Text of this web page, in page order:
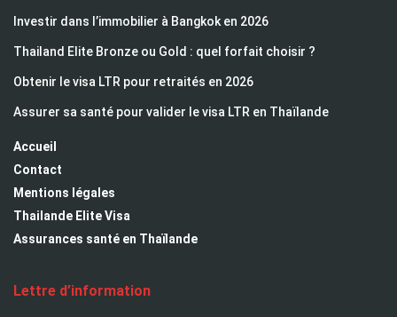
Investir dans l’immobilier à Bangkok en 2026
Thailand Elite Bronze ou Gold : quel forfait choisir ?
Obtenir le visa LTR pour retraités en 2026
Assurer sa santé pour valider le visa LTR en Thaïlande
Accueil
Contact
Mentions légales
Thailande Elite Visa
Assurances santé en Thaïlande
Lettre d’information